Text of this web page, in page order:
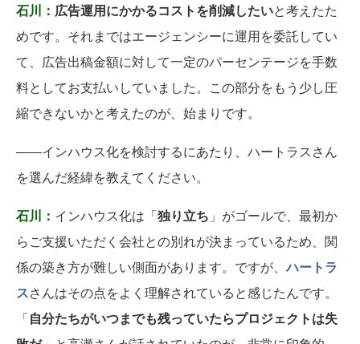
石川： 広告運用にかかるコストを削減したいと考えたた
めです。それまではエージェンシーに運用を委託してい
て、広告出稿金額に対して一定のパーセンテージを手数
料としてお支払いしていました。この部分をもう少し圧
縮できないかと考えたのが、始まりです。
――インハウス化を検討するにあたり、ハートラスさん
を選んだ経緯を教えてください。
石川： インハウス化は「独り立ち 」がゴールで、最初か
らご支援いただく会社との別れが決まっているため、関
係の築き方が難しい側面があります。ですが、ハートラ
スさんはその点をよく理解されていると感じたんです。
「自分たちがいつまでも残っていたらプロジェクトは失